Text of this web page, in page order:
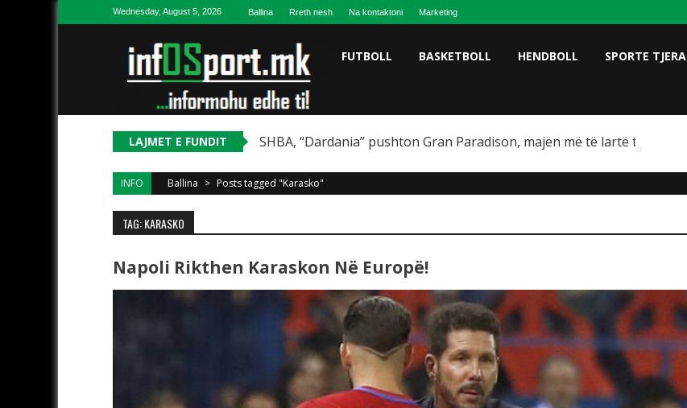
Skip to contentWednesday, August 5, 2026 Ballina Rreth nesh Na kontaktoni Marketing
FUTBOLL BASKETBOLL HENDBOLL SPORTE TJERA
LAJMET E FUNDIT SHBA, “Dardania” pushton Gran Paradison, majën më të lartë të Italisë
INFO Ballina > Posts tagged "Karasko"
TAG: KARASKO
Napoli Rikthen Karaskon Në Europë!